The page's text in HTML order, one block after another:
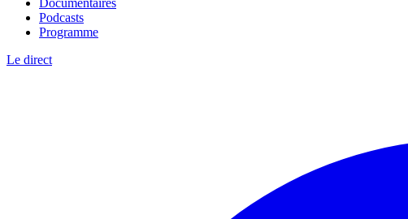
Documentaires
Podcasts
Programme
Le direct